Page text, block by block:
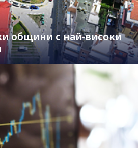
общини с най-високи